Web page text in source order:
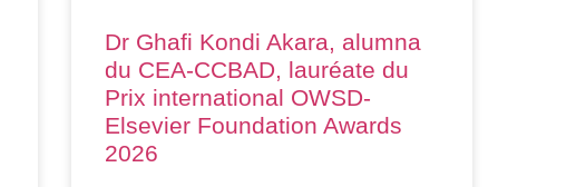
Dr Ghafi Kondi Akara, alumna
du CEA-CCBAD, lauréate du
Prix international OWSD-
Elsevier Foundation Awards
2026